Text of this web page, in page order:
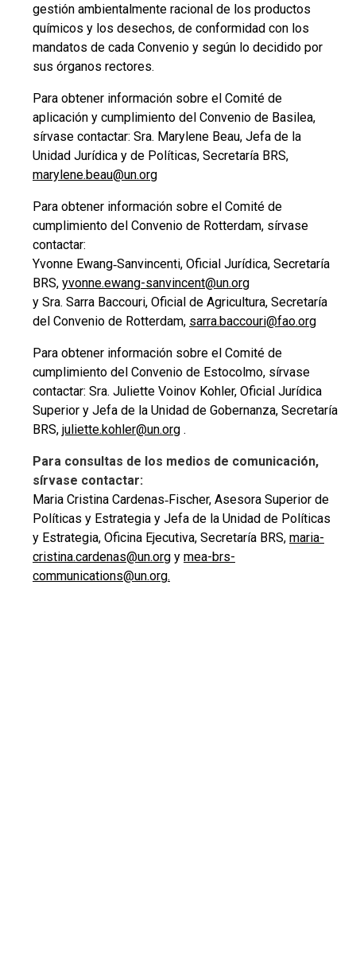
gestión ambientalmente racional de los productos
químicos y los desechos, de conformidad con los
mandatos de cada Convenio y según lo decidido por
sus órganos rectores.
Para obtener información sobre el Comité de
aplicación y cumplimiento del Convenio de Basilea,
sírvase contactar: Sra. Marylene Beau, Jefa de la
Unidad Jurídica y de Políticas, Secretaría BRS,
marylene.beau@un.org
Para obtener información sobre el Comité de
cumplimiento del Convenio de Rotterdam, sírvase
contactar:
Yvonne Ewang‑Sanvincenti, Oficial Jurídica, Secretaría
BRS, yvonne.ewang-sanvincent@un.org
y Sra. Sarra Baccouri, Oficial de Agricultura, Secretaría
del Convenio de Rotterdam, sarra.baccouri@fao.org
Para obtener información sobre el Comité de
cumplimiento del Convenio de Estocolmo, sírvase
contactar: Sra. Juliette Voinov Kohler, Oficial Jurídica
Superior y Jefa de la Unidad de Gobernanza, Secretaría
BRS, juliette.kohler@un.org .
Para consultas de los medios de comunicación,
sírvase contactar:
Maria Cristina Cardenas‑Fischer, Asesora Superior de
Políticas y Estrategia y Jefa de la Unidad de Políticas
y Estrategia, Oficina Ejecutiva, Secretaría BRS, maria-
cristina.cardenas@un.org y mea-brs-
communications@un.org.